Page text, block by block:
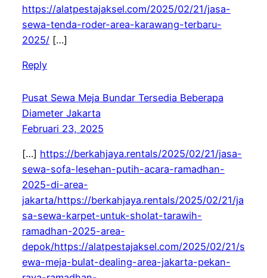
https://alatpestajaksel.com/2025/02/21/jasa-
sewa-tenda-roder-area-karawang-terbaru-
2025/[…]
Reply
Pusat Sewa Meja Bundar Tersedia Beberapa
Diameter Jakarta
Februari 23, 2025
[…] https://berkahjaya.rentals/2025/02/21/jasa-
sewa-sofa-lesehan-putih-acara-ramadhan-
2025-di-area-
jakarta/https://berkahjaya.rentals/2025/02/21/ja
sa-sewa-karpet-untuk-sholat-tarawih-
ramadhan-2025-area-
depok/https://alatpestajaksel.com/2025/02/21/s
ewa-meja-bulat-dealing-area-jakarta-pekan-